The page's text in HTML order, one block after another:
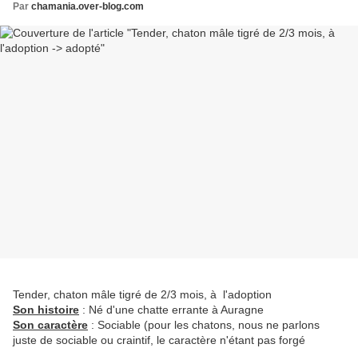
Par chamania.over-blog.com
Tender, chaton mâle tigré de 2/3 mois, à l'adoption
Son histoire : Né d'une chatte errante à Auragne
Son caractère : Sociable (pour les chatons, nous ne parlons
juste de sociable ou craintif, le caractère n'étant pas forgé